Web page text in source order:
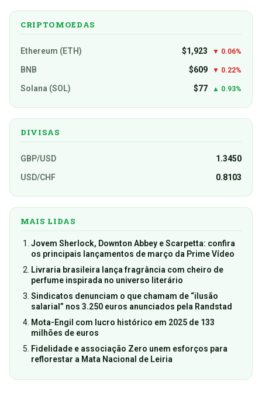
CRIPTOMOEDAS
Ethereum (ETH) $1,923 ▼ 0.06%
BNB $609 ▼ 0.22%
Solana (SOL) $77 ▲ 0.93%
DIVISAS
GBP/USD
1.3450
USD/CHF
0.8103
MAIS LIDAS
Jovem Sherlock, Downton Abbey e Scarpetta: confira
os principais lançamentos de março da Prime Vídeo
Livraria brasileira lança fragrância com cheiro de
perfume inspirada no universo literário
Sindicatos denunciam o que chamam de “ilusão
salarial” nos 3.250 euros anunciados pela Randstad
Mota-Engil com lucro histórico em 2025 de 133
milhões de euros
Fidelidade e associação Zero unem esforços para
reflorestar a Mata Nacional de Leiria